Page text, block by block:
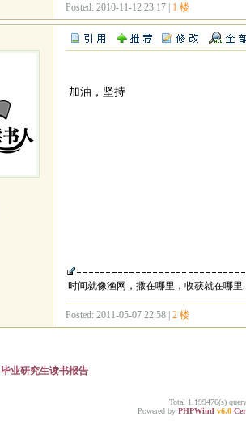
Posted: 2010-11-12 23:17 | 1 楼
加油，坚持
时间就像渔网，撒在哪里，收获就在哪里
Posted: 2011-05-07 22:58 | 2 楼
毕业研究生读书报告
Total 1.199476(s)
Powered by PHPWind v6.0